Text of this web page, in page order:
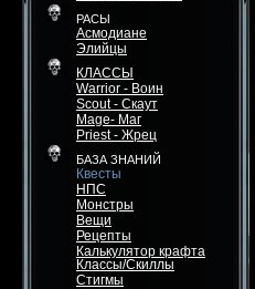
РАСЫ
Асмодиане
Элийцы
КЛАССЫ
Warrior - Воин
Scout - Скаут
Mage- Маг
Priest - Жрец
БАЗА ЗНАНИЙ
Квесты
НПС
Монстры
Вещи
Рецепты
Калькулятор крафта
Классы/Скиллы
Стигмы